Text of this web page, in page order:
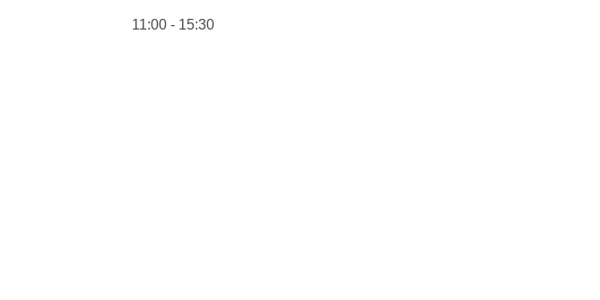
11:00 - 15:30